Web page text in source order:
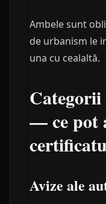
Ambele sunt
de urbanism le
una cu cealaltă.
Categorii
— ce pot
Avize ale